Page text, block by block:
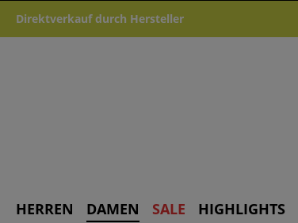
Hauptinhalt springen
Zur Suche springen
Zur Hauptnavigation springen
Direktverkauf durch Hersteller
HERREN DAMEN SALE HIGHLIGHTS